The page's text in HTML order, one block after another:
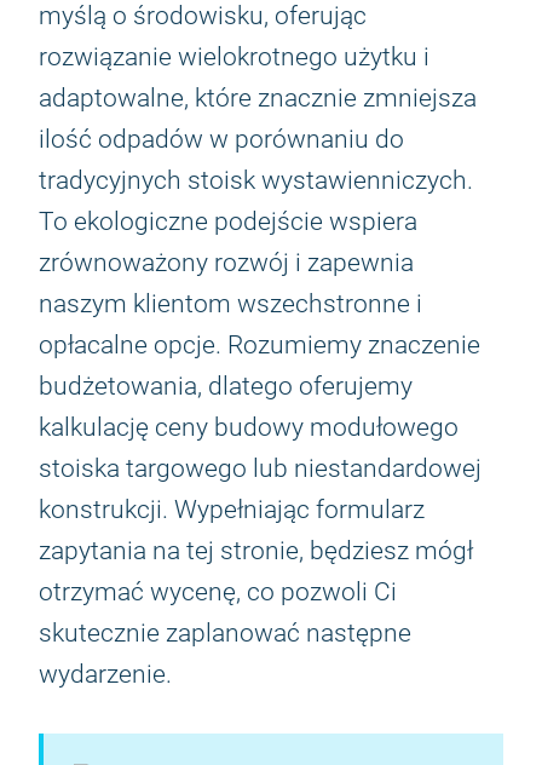
myślą o środowisku, oferując
rozwiązanie wielokrotnego użytku i
adaptowalne, które znacznie zmniejsza
ilość odpadów w porównaniu do
tradycyjnych stoisk wystawienniczych.
To ekologiczne podejście wspiera
zrównoważony rozwój i zapewnia
naszym klientom wszechstronne i
opłacalne opcje. Rozumiemy znaczenie
budżetowania, dlatego oferujemy
kalkulację ceny budowy modułowego
stoiska targowego lub niestandardowej
konstrukcji. Wypełniając formularz
zapytania na tej stronie, będziesz mógł
otrzymać wycenę, co pozwoli Ci
skutecznie zaplanować następne
wydarzenie.